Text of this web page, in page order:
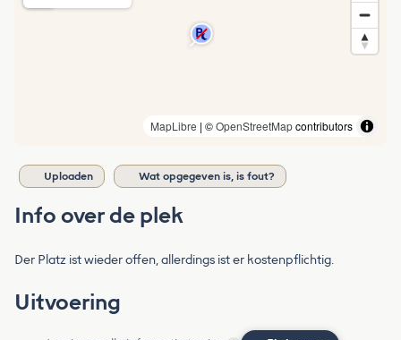
MapLibre | ©OpenStreetMapcontributors
Uploaden Wat opgegeven is, is fout?
Info over de plek
Der Platz ist wieder offen, allerdings ist er kostenpflichtig.
Uitvoering